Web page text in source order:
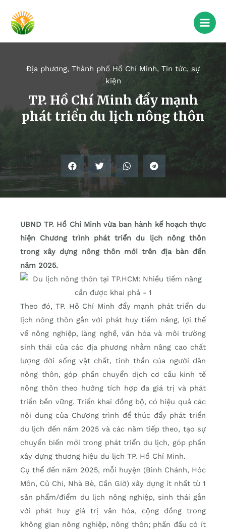
Địa phương, Thành phố Hồ Chí Minh, Tin tức, sự
kiện
TP. Hồ Chí Minh đẩy mạnh
phát triển du lịch nông thôn
UBND TP. Hồ Chí Minh vừa ban hành kế hoạch thực
hiện Chương trình phát triển du lịch nông thôn
trong xây dựng nông thôn mới trên địa bàn đến
năm 2025.
Theo đó, TP. Hồ Chí Minh đẩy mạnh phát triển du
lịch nông thôn gắn với phát huy tiềm năng, lợi thế
về nông nghiệp, làng nghề, văn hóa và môi trường
sinh thái của các địa phương nhằm nâng cao chất
lượng đời sống vật chất, tinh thần của người dân
nông thôn, góp phần chuyển dịch cơ cấu kinh tế
nông thôn theo hướng tích hợp đa giá trị và phát
triển bền vững. Triển khai đồng bộ, có hiệu quả các
nội dung của Chương trình để thúc đẩy phát triển
du lịch đến năm 2025 và các năm tiếp theo, tạo sự
chuyển biến mới trong phát triển du lịch, góp phần
xây dựng thương hiệu du lịch TP. Hồ Chí Minh.
Cụ thể đến năm 2025, mỗi huyện (Bình Chánh, Hóc
Môn, Củ Chi, Nhà Bè, Cần Giờ) xây dựng ít nhất từ 1
sản phẩm/điểm du lịch nông nghiệp, sinh thái gắn
với phát huy giá trị văn hóa, cộng đồng trong
không gian nông nghiệp, nông thôn; phấn đấu có ít